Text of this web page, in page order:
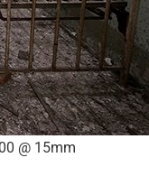
@ 15mm